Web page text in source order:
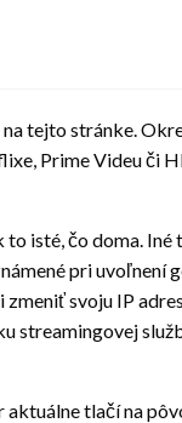
tejto stránke.
Prime Videu či
isté, čo doma.
pri
svoju IP
streamingovej
aktuálne tlačí na